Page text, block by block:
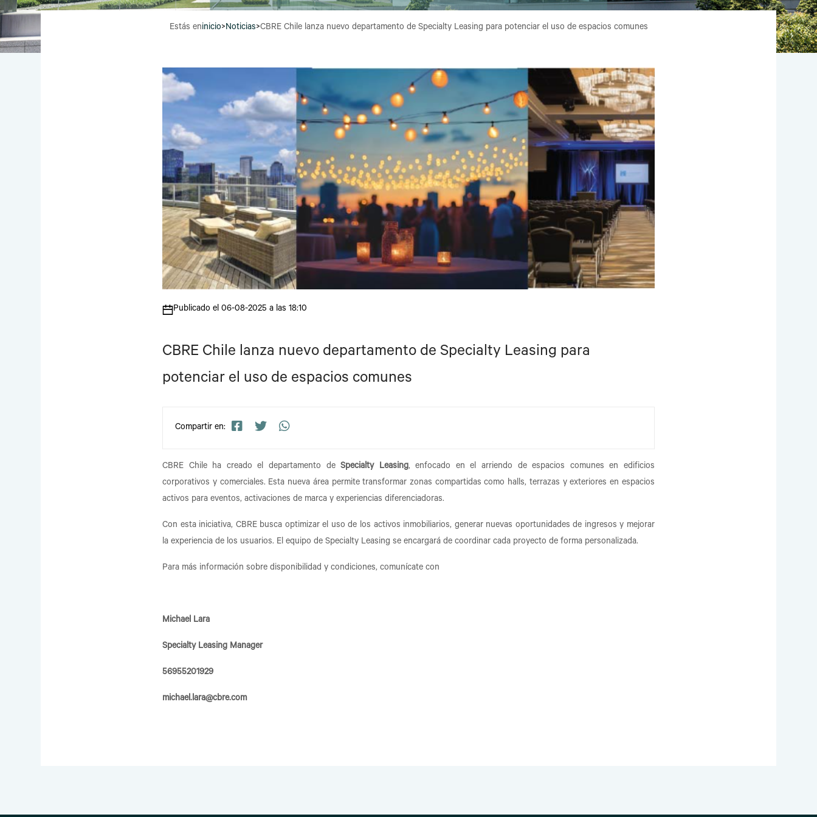
Estás eninicio>Noticias>CBRE Chile lanza nuevo departamento de Specialty Leasing para potenciar el uso de espacios comunes
Publicado el 06-08-2025 a las 18:10
CBRE Chile lanza nuevo departamento de Specialty Leasing para
potenciar el uso de espacios comunes
Compartir en:
CBRE Chile ha creado el departamento deSpecialty Leasing, enfocado en el arriendo de espacios comunes en edificios
corporativos y comerciales. Esta nueva área permite transformar zonas compartidas como halls, terrazas y exteriores en espacios
activos para eventos, activaciones de marca y experiencias diferenciadoras.
Con esta iniciativa, CBRE busca optimizar el uso de los activos inmobiliarios, generar nuevas oportunidades de ingresos y mejorar
la experiencia de los usuarios. El equipo de Specialty Leasing se encargará de coordinar cada proyecto de forma personalizada.
Para más información sobre disponibilidad y condiciones, comunícate con
Michael Lara
Specialty Leasing Manager
56955201929
michael.lara@cbre.com